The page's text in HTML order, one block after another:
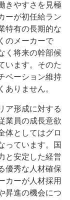
きやすさを見極
ーが初任給ラン
特有の長期的な
のメーカーで
く将来の幹部候
います。そのた
ベーション維持
りません。
ア形成に対する
業員の成長意欲
体としてはグロ
っています。国
と安定した経営
優秀な人材確保
カーが人材採用
昇進の機会につ